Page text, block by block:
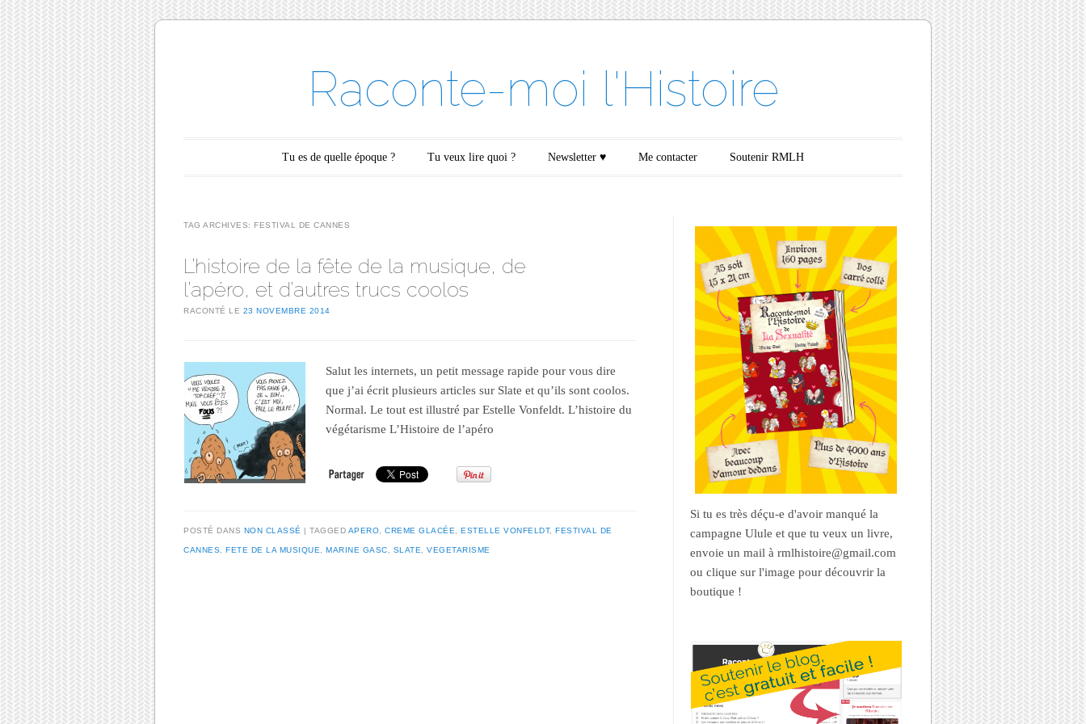
Raconte-moi l'Histoire
Main menuTu es de quelle époque ? Tu veux lire quoi ? Newsletter ♥ Me contacter Soutenir RMLH
TAG ARCHIVES: FESTIVAL DE CANNES
L’histoire de la fête de la musique, de
l’apéro, et d’autres trucs coolos
RACONTÉ LE 23 NOVEMBRE 2014
Salut les internets, un petit message rapide pour vous dire
que j’ai écrit plusieurs articles sur Slate et qu’ils sont coolos.
Normal. Le tout est illustré par Estelle Vonfeldt. L’histoire du
végétarisme L’Histoire de l’apéro
POSTÉ DANS NON CLASSÉ TAGGED APERO CREME GLACÉE ESTELLE VONFELDT, FESTIVAL DE
CANNES FETE DE LA MUSIQUE MARINE GASC SLATE VEGETARISME
Si tu es très déçu-e d'avoir manqué la
campagne Ulule et que tu veux un livre,
envoie un mail à rmlhistoire@gmail.com
ou clique sur l'image pour découvrir la
boutique !